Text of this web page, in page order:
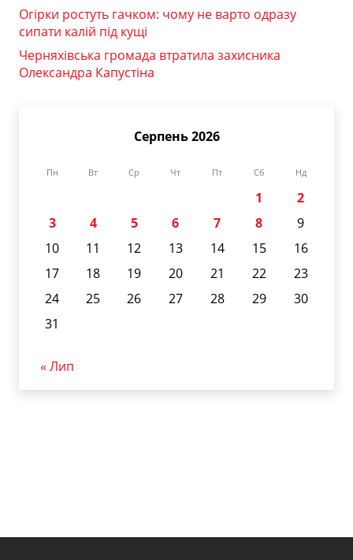
Огірки ростуть гачком: чому не варто одразу
сипати калій під кущі
Черняхівська громада втратила захисника
Олександра Капустіна
Серпень 2026
Пн Вт Ср Чт Пт Сб Нд
1
2
3
4 5 6 7 8
9
10
11 12 13 14 15
16
17
18 19 20 21 22
23
24
25 26 27 28 29
30
31
« Лип